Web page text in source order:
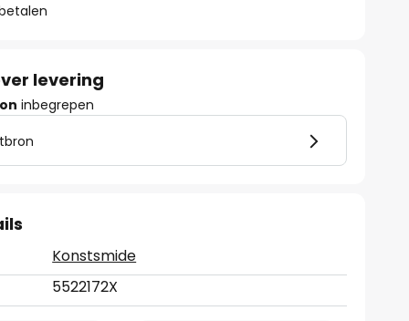
levering
inbegrepen
Konstsmide
5522172X